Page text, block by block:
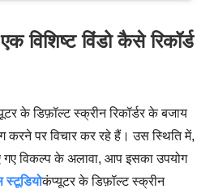
विशिष्ट विंडो कैसे रिकॉर्ड
के डिफ़ॉल्ट स्क्रीन रिकॉर्डर के बजाय
करने पर विचार कर रहे हैं। उस स्थिति में,
गए विकल्प के अलावा, आप इसका उपयोग
स्टूडियोकंप्यूटर के डिफ़ॉल्ट स्क्रीन